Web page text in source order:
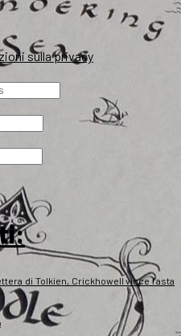
sulla privacy
di Tolkien, Crickhowell vince l’asta